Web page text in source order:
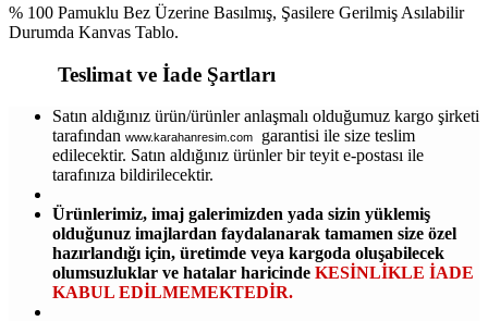
% 100 Pamuklu Bez Üzerine Basılmış, Şasilere Gerilmiş Asılabilir
Durumda Kanvas Tablo.
Teslimat ve İade Şartları
Satın aldığınız ürün/ürünler anlaşmalı olduğumuz kargo şirketi
tarafından www.karahanresim.com
garantisi ile size teslim
edilecektir. Satın aldığınız ürünler bir teyit e-postası ile
tarafınıza bildirilecektir.
Ürünlerimiz, imaj galerimizden yada sizin yüklemiş
olduğunuz imajlardan faydalanarak tamamen size özel
hazırlandığı için, üretimde veya kargoda oluşabilecek
olumsuzluklar ve hatalar haricinde KESİNLİKLE İADE
KABUL EDİLMEMEKTEDİR.